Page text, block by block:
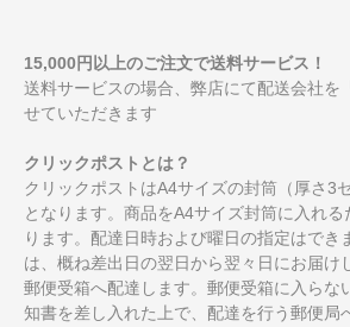
15,000円以上のご注文で送料サービス！
送料サービスの場合、弊店にて配送会社を
せていただきます
クリックポストとは？
クリックポストはA4サイズの封筒（厚さ3
となります。商品をA4サイズ封筒に入れ
ります。配達日時および曜日の指定はでき
は、概ね差出日の翌日から翌々日にお届け
郵便受箱へ配達します。郵便受箱に入らな
知書を差し入れた上で、配達を行う郵便局